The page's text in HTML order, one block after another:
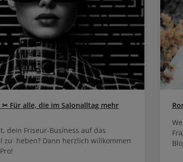
auskommst? Die Entwickler-Flasche reicht
bis zu 150 Anwendungen.
✂ Für alle, die im Salonalltag mehr
dein Friseur-Business auf das
zu heben? Dann herzlich willkommen